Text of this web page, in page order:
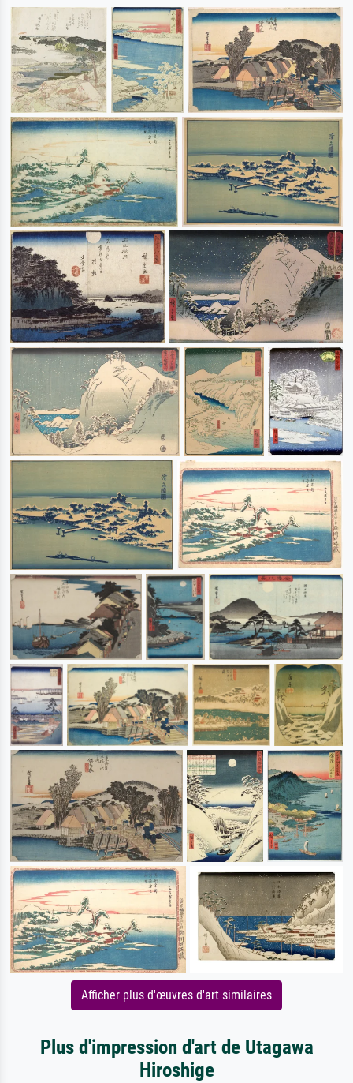
Afficher plus d'œuvres d'art similaires
Plus d'impression d'art de Utagawa
Hiroshige